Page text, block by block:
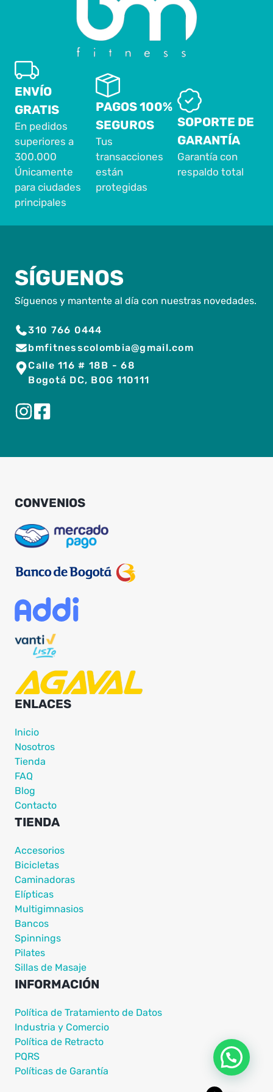
ENVÍO
GRATIS
En pedidos
superiores a
300.000
Únicamente
para ciudades
principales
PAGOS 100%
SEGUROS
Tus
transacciones
están
protegidas
SOPORTE DE
GARANTÍA
Garantía con
respaldo total
SÍGUENOS
Síguenos y mantente al día con nuestras novedades.
310 766 0444
bmfitnesscolombia@gmail.com
Calle 116 # 18B - 68
Bogotá DC, BOG 110111
CONVENIOS
ENLACES
Inicio
Nosotros
Tienda
FAQ
Blog
Contacto
TIENDA
Accesorios
Bicicletas
Caminadoras
Elípticas
Multigimnasios
Bancos
Spinnings
Pilates
Sillas de Masaje
INFORMACIÓN
Política de Tratamiento de Datos
Industria y Comercio
Política de Retracto
PQRS
Políticas de Garantía